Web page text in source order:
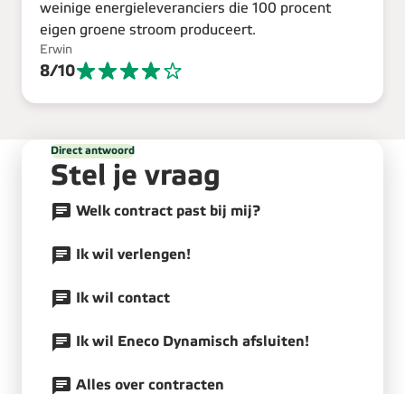
weinige energieleveranciers die 100 procent
eigen groene stroom produceert.
Erwin
8/10
Direct antwoord
Stel je vraag
Welk contract past bij mij?
Ik wil verlengen!
Ik wil contact
Ik wil Eneco Dynamisch afsluiten!
Alles over contracten